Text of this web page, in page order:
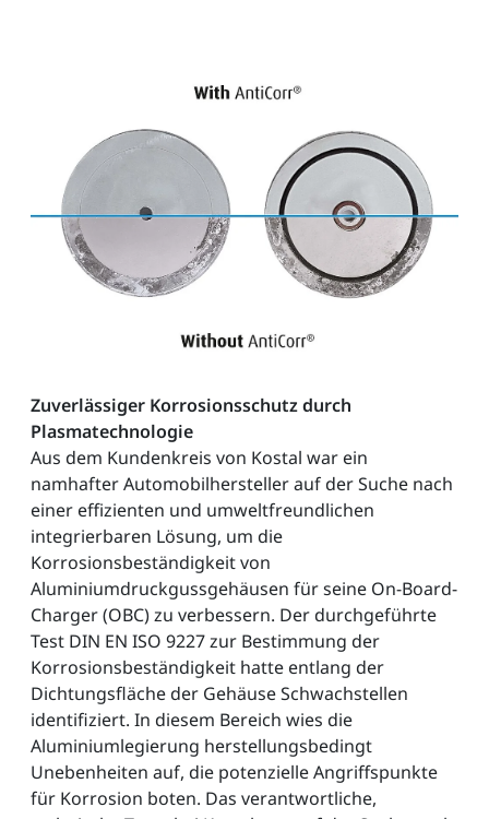
Zuverlässiger Korrosionsschutz durch
Plasmatechnologie
Aus dem Kundenkreis von Kostal war ein
namhafter Automobilhersteller auf der Suche nach
einer effizienten und umweltfreundlichen
integrierbaren Lösung, um die
Korrosionsbeständigkeit von
Aluminiumdruckgussgehäusen für seine On-Board-
Charger (OBC) zu verbessern. Der durchgeführte
Test DIN EN ISO 9227 zur Bestimmung der
Korrosionsbeständigkeit hatte entlang der
Dichtungsfläche der Gehäuse Schwachstellen
identifiziert. In diesem Bereich wies die
Aluminiumlegierung herstellungsbedingt
Unebenheiten auf, die potenzielle Angriffspunkte
für Korrosion boten. Das verantwortliche,